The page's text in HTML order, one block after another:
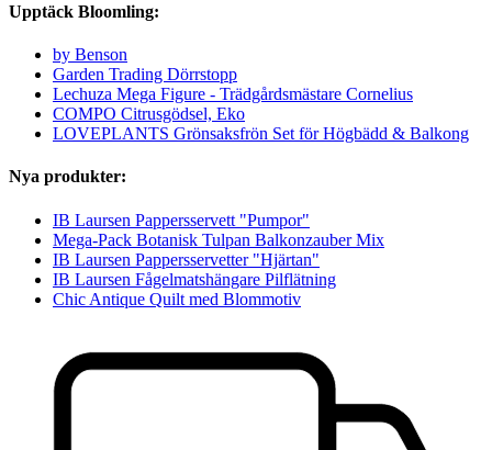
Upptäck Bloomling:
by Benson
Garden Trading Dörrstopp
Lechuza Mega Figure - Trädgårdsmästare Cornelius
COMPO Citrusgödsel, Eko
LOVEPLANTS Grönsaksfrön Set för Högbädd & Balkong
Nya produkter:
IB Laursen Pappersservett "Pumpor"
Mega-Pack Botanisk Tulpan Balkonzauber Mix
IB Laursen Pappersservetter "Hjärtan"
IB Laursen Fågelmatshängare Pilflätning
Chic Antique Quilt med Blommotiv